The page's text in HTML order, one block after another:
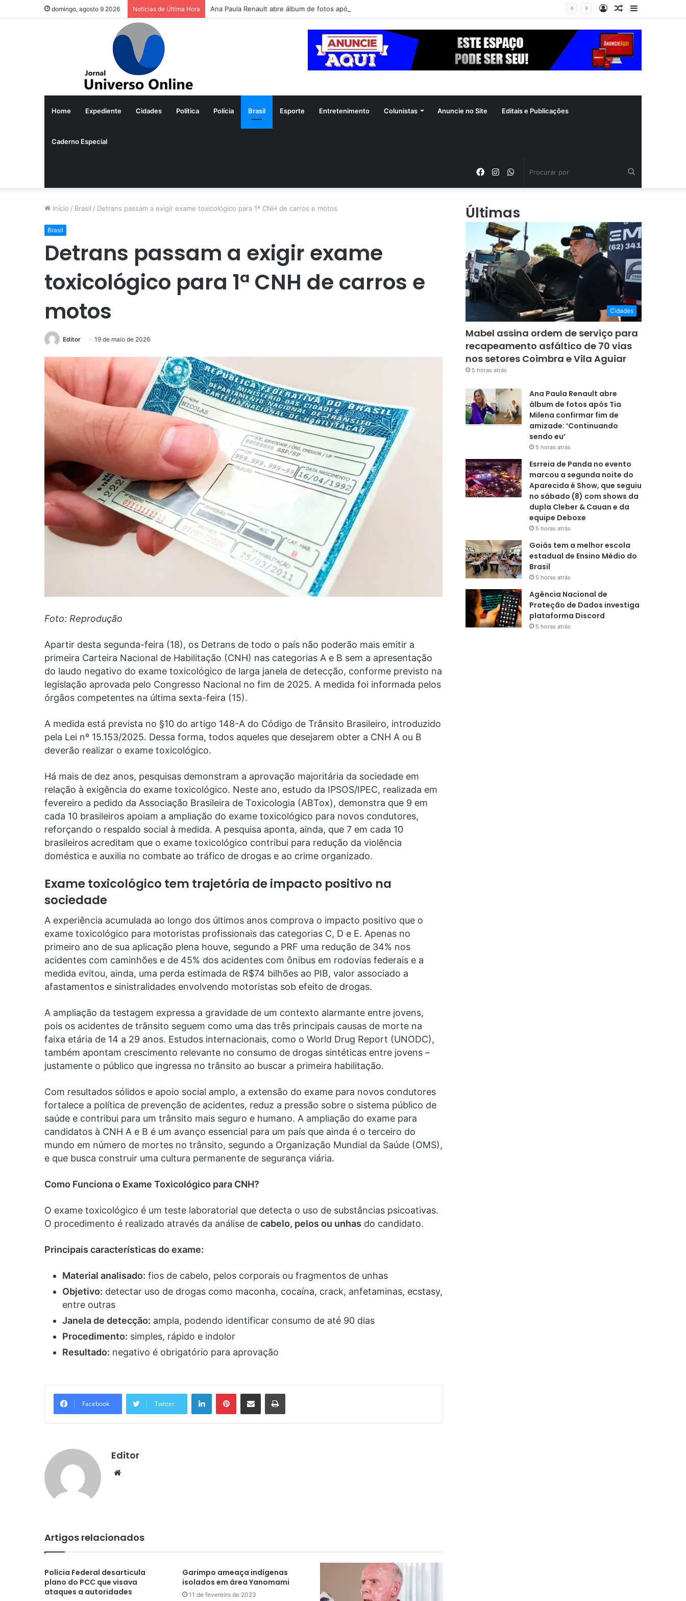
domingo, agosto 9 2026 Notícias de Última Hora Ana Paula Renault abre álbum de fotos após Tia Milena confirmar fim de amizade: ‘Continuando sendo eu’
Barra
Artigo
Entrar
Home Expediente Cidades Política Polícia Brasil Esporte Entretenimento Colunistas Anuncie no Site Editais e Publicações
Caderno Especial
WhatsApp
Instagram
Facebook
Início / Brasil / Detrans passam a exigir exame toxicológico para 1ª CNH de carros e motos
Brasil
Detrans passam a exigir exame
toxicológico para 1ª CNH de carros e
motos
Editor 19 de maio de 2026
Foto: Reprodução
Apartir desta segunda-feira (18), os Detrans de todo o país não poderão mais emitir a
primeira Carteira Nacional de Habilitação (CNH) nas categorias A e B sem a apresentação
do laudo negativo do exame toxicológico de larga janela de detecção, conforme previsto na
legislação aprovada pelo Congresso Nacional no fim de 2025. A medida foi informada pelos
órgãos competentes na última sexta-feira (15).
A medida está prevista no §10 do artigo 148-A do Código de Trânsito Brasileiro, introduzido
pela Lei nº 15.153/2025. Dessa forma, todos aqueles que desejarem obter a CNH A ou B
deverão realizar o exame toxicológico.
Há mais de dez anos, pesquisas demonstram a aprovação majoritária da sociedade em
relação à exigência do exame toxicológico. Neste ano, estudo da IPSOS/IPEC, realizada em
fevereiro a pedido da Associação Brasileira de Toxicologia (ABTox), demonstra que 9 em
cada 10 brasileiros apoiam a ampliação do exame toxicológico para novos condutores,
reforçando o respaldo social à medida. A pesquisa aponta, ainda, que 7 em cada 10
brasileiros acreditam que o exame toxicológico contribui para redução da violência
doméstica e auxilia no combate ao tráfico de drogas e ao crime organizado.
Exame toxicológico tem trajetória de impacto positivo na
sociedade
A experiência acumulada ao longo dos últimos anos comprova o impacto positivo que o
exame toxicológico para motoristas profissionais das categorias C, D e E. Apenas no
primeiro ano de sua aplicação plena houve, segundo a PRF uma redução de 34% nos
acidentes com caminhões e de 45% dos acidentes com ônibus em rodovias federais e a
medida evitou, ainda, uma perda estimada de R$74 bilhões ao PIB, valor associado a
afastamentos e sinistralidades envolvendo motoristas sob efeito de drogas.
A ampliação da testagem expressa a gravidade de um contexto alarmante entre jovens,
pois os acidentes de trânsito seguem como uma das três principais causas de morte na
faixa etária de 14 a 29 anos. Estudos internacionais, como o World Drug Report (UNODC),
também apontam crescimento relevante no consumo de drogas sintéticas entre jovens –
justamente o público que ingressa no trânsito ao buscar a primeira habilitação.
Com resultados sólidos e apoio social amplo, a extensão do exame para novos condutores
fortalece a política de prevenção de acidentes, reduz a pressão sobre o sistema público de
saúde e contribui para um trânsito mais seguro e humano. A ampliação do exame para
candidatos à CNH A e B é um avanço essencial para um país que ainda é o terceiro do
mundo em número de mortes no trânsito, segundo a Organização Mundial da Saúde (OMS),
e que busca construir uma cultura permanente de segurança viária.
Como Funciona o Exame Toxicológico para CNH?
O exame toxicológico é um teste laboratorial que detecta o uso de substâncias psicoativas.
O procedimento é realizado através da análise de cabelo, pelos ou unhas do candidato.
Principais características do exame:
Material analisado: fios de cabelo, pelos corporais ou fragmentos de unhas
Objetivo: detectar uso de drogas como maconha, cocaína, crack, anfetaminas, ecstasy,
entre outras
Janela de detecção: ampla, podendo identificar consumo de até 90 dias
Procedimento: simples, rápido e indolor
Resultado: negativo é obrigatório para aprovação
Facebook Twitter
LinkedinPinterestCompartilhar via e-mail Imprimir
Editor
Website
Artigos relacionados
Polícia Federal desarticula
plano do PCC que visava
ataques a autoridades
Garimpo ameaça indígenas
isolados em área Yanomami
11 de fevereiro de 2023
Últimas
Cidades
Mabel assina ordem de serviço para
recapeamento asfáltico de 70 vias
nos setores Coimbra e Vila Aguiar
5 horas atrás
Ana Paula Renault abre
álbum de fotos após Tia
Milena confirmar fim de
amizade: ‘Continuando
sendo eu’
5 horas atrás
Esrreia de Panda no evento
marcou a segunda noite do
Aparecida é Show, que seguiu
no sábado (8) com shows da
dupla Cleber & Cauan e da
equipe Deboxe
5 horas atrás
Goiás tem a melhor escola
estadual de Ensino Médio do
Brasil
5 horas atrás
Agência Nacional de
Proteção de Dados investiga
plataforma Discord
5 horas atrás